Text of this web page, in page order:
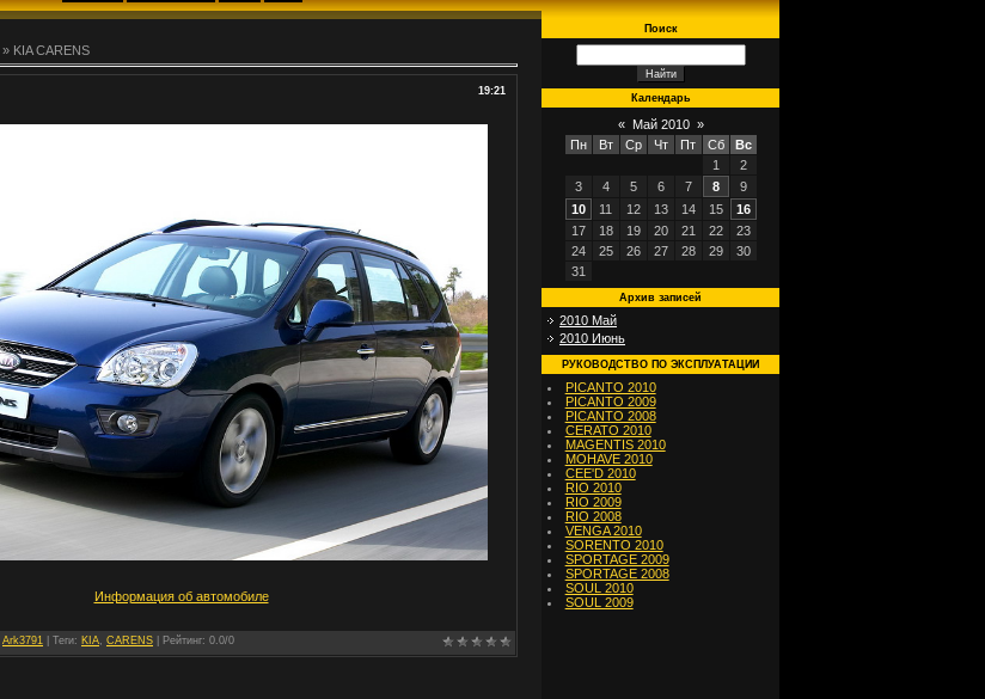
» KIA CARENS
19:21
Информация об автомобиле
Ark3791 Теги: KIA CARENS Рейтинг: 0.0/0
Поиск
Календарь
« Май 2010 »
Пн
Вт Ср Чт Пт Сб
Вс
1
2
3
4 5 6 7 8
9
10
11 12 13 14 15
16
17
18 19 20 21 22
23
24
25 26 27 28 29
30
31
Архив записей
2010 Май
2010 Июнь
РУКОВОДСТВО ПО ЭКСПЛУАТАЦИИ
PICANTO 2010
PICANTO 2009
PICANTO 2008
CERATO 2010
MAGENTIS 2010
MOHAVE 2010
CEE'D 2010
RIO 2010
RIO 2009
RIO 2008
VENGA 2010
SORENTO 2010
SPORTAGE 2009
SPORTAGE 2008
SOUL 2010
SOUL 2009